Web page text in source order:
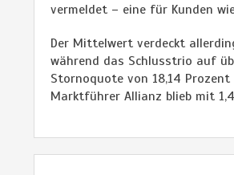
vermeldet – eine für Kunden
Der Mittelwert verdeckt
während das Schlusstrio auf
Stornoquote von 18,14
Marktführer Allianz blieb mit